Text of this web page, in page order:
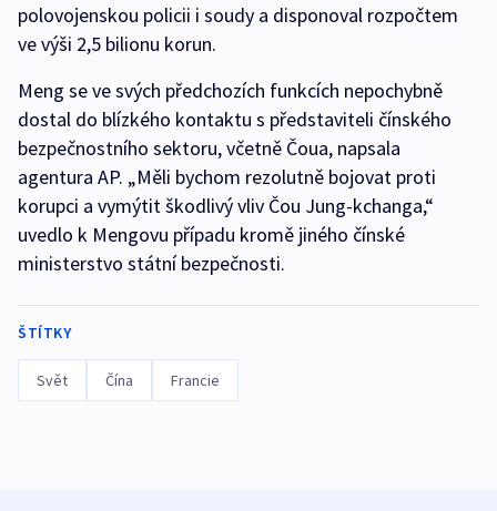
polovojenskou policii i soudy a disponoval rozpočtem
ve výši 2,5 bilionu korun.
Meng se ve svých předchozích funkcích nepochybně
dostal do blízkého kontaktu s představiteli čínského
bezpečnostního sektoru, včetně Čoua, napsala
agentura AP. „Měli bychom rezolutně bojovat proti
korupci a vymýtit škodlivý vliv Čou Jung-kchanga,“
uvedlo k Mengovu případu kromě jiného čínské
ministerstvo státní bezpečnosti.
ŠTÍTKY
Svět Čína Francie